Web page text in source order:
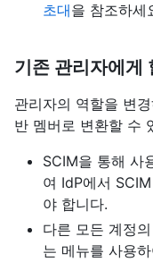
초대을 참조하세
기존 관리자에게
관리자의 역할을 변
반 멤버로 변환할 수
SCIM을 통해 사
여 IdP에서 SCIM
야 합니다.
다른 모든 계정
는 메뉴를 사용하